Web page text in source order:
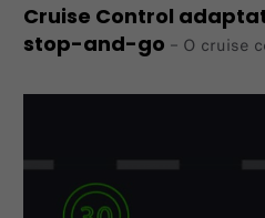
Cruise Control
stop-and-go – O cruise
leva o veículo a parar
à sua frente pare e o reinicia